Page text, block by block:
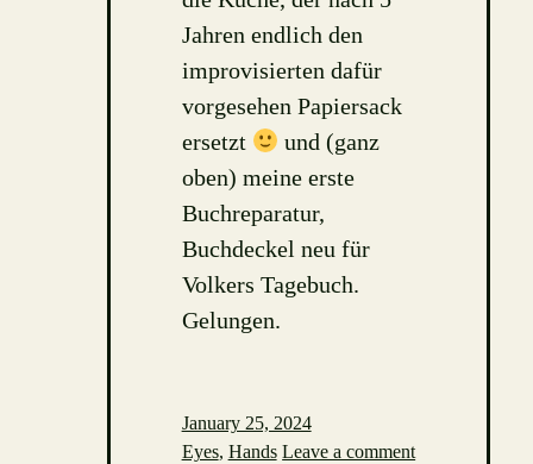
Jahren endlich den
improvisierten dafür
vorgesehen Papiersack
ersetzt
und (ganz
oben) meine erste
Buchreparatur,
Buchdeckel neu für
Volkers Tagebuch.
Gelungen.
January 25, 2024
Leave a comment
Eyes, Hands